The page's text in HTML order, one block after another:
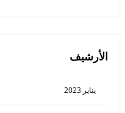
الأرشيف
يناير 2023